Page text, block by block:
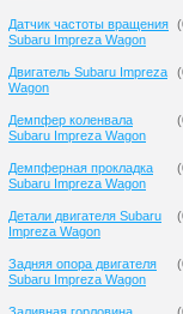
Датчик частоты вращения
Subaru Impreza Wagon
(
Двигатель Subaru Impreza
Wagon
(
Демпфер коленвала
Subaru Impreza Wagon
(
Демпферная прокладка
Subaru Impreza Wagon
(
Детали двигателя Subaru
Impreza Wagon
(
Задняя опора двигателя
Subaru Impreza Wagon
(